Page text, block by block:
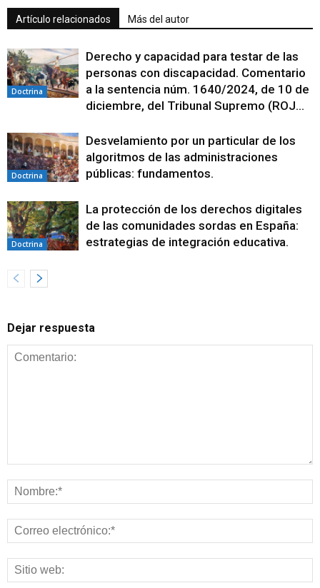
Artículo relacionados Más del autor
Doctrina
Derecho y capacidad para testar de las
personas con discapacidad. Comentario
a la sentencia núm. 1640/2024, de 10 de
diciembre, del Tribunal Supremo (ROJ...
Doctrina
Desvelamiento por un particular de los
algoritmos de las administraciones
públicas: fundamentos.
Doctrina
La protección de los derechos digitales
de las comunidades sordas en España:
estrategias de integración educativa.
Dejar respuesta